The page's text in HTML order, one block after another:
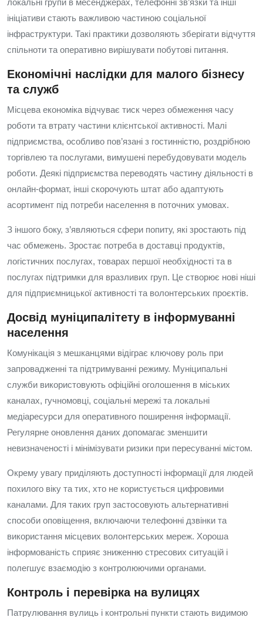
локальні групи в месенджерах, телефонні зв’язки та інші
ініціативи стають важливою частиною соціальної
інфраструктури. Такі практики дозволяють зберігати відчуття
спільноти та оперативно вирішувати побутові питання.
Економічні наслідки для малого бізнесу
та служб
Місцева економіка відчуває тиск через обмеження часу
роботи та втрату частини клієнтської активності. Малі
підприємства, особливо пов’язані з гостинністю, роздрібною
торгівлею та послугами, вимушені перебудовувати модель
роботи. Деякі підприємства переводять частину діяльності в
онлайн-формат, інші скорочують штат або адаптують
асортимент під потреби населення в поточних умовах.
З іншого боку, з’являються сфери попиту, які зростають під
час обмежень. Зростає потреба в доставці продуктів,
логістичних послугах, товарах першої необхідності та в
послугах підтримки для вразливих груп. Це створює нові ніші
для підприємницької активності та волонтерських проєктів.
Досвід муніципалітету в інформуванні
населення
Комунікація з мешканцями відіграє ключову роль при
запровадженні та підтримуванні режиму. Муніципальні
служби використовують офіційні оголошення в міських
каналах, гучномовці, соціальні мережі та локальні
медіаресурси для оперативного поширення інформації.
Регулярне оновлення даних допомагає зменшити
невизначеності і мінімізувати ризики при пересуванні містом.
Окрему увагу приділяють доступності інформації для людей
похилого віку та тих, хто не користується цифровими
каналами. Для таких груп застосовують альтернативні
способи оповіщення, включаючи телефонні дзвінки та
використання місцевих волонтерських мереж. Хороша
інформованість сприяє зниженню стресових ситуацій і
полегшує взаємодію з контролюючими органами.
Контроль і перевірка на вулицях
Патрулювання вулиць і контрольні пункти стають видимою